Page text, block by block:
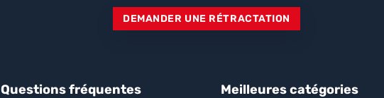
DEMANDER UNE RÉTRACTATION
Questions fréquentes Meilleures catégories